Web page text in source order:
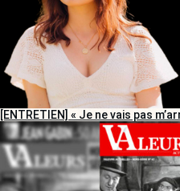
[ENTRETIEN] « Je ne vais pas